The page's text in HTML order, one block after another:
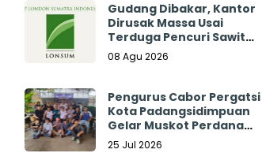
Gudang Dibakar, Kantor
Dirusak Massa Usai
Terduga Pencuri Sawit
Tewas: Manajemen
Sibulan Estate Bungkam
08 Agu 2026
Pengurus Cabor Pergatsi
Kota Padangsidimpuan
Gelar Muskot Perdana
2026 - 2030
25 Jul 2026